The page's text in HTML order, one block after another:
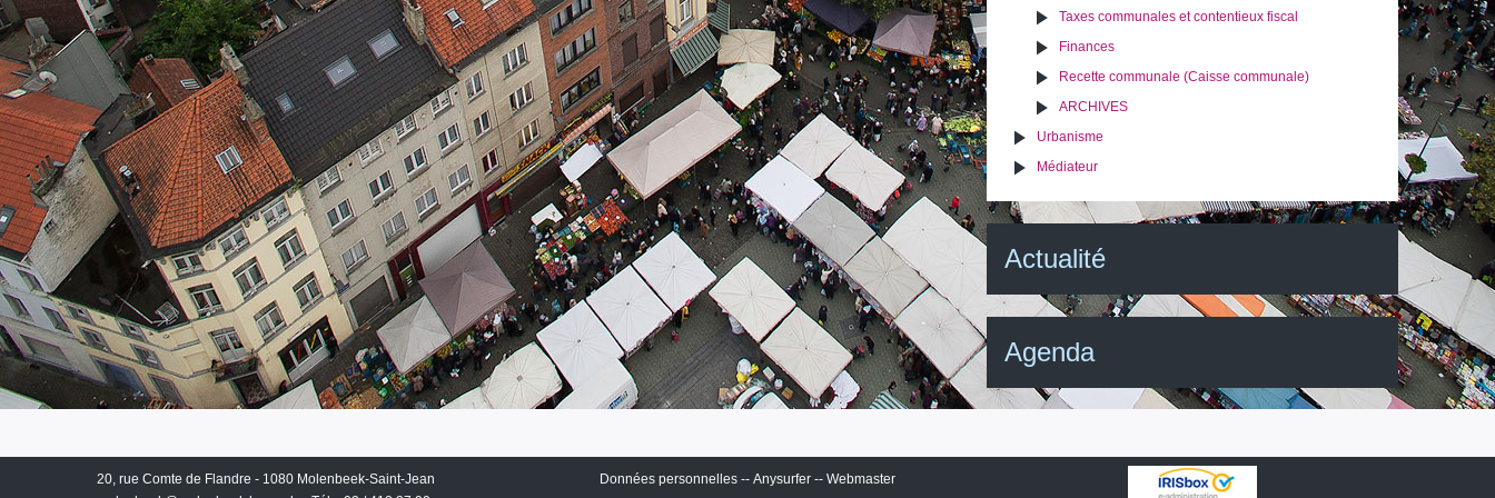
Taxes communales et contentieux fiscal
Finances
Recette communale (Caisse communale)
ARCHIVES
Urbanisme
Médiateur
Actualité
Agenda
20, rue Comte de Flandre - 1080 Molenbeek-Saint-Jean
Données personnelles -- Anysurfer -- Webmaster